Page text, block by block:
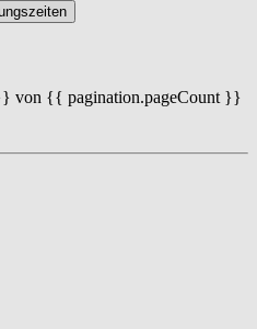
von {{ pagination.pageCount }}